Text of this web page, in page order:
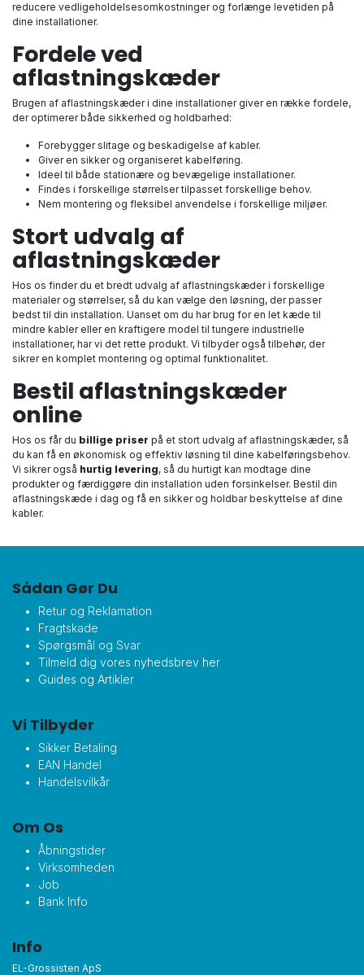
reducere vedligeholdelsesomkostninger og forlænge levetiden på
dine installationer.
Fordele ved
aflastningskæder
Brugen af aflastningskæder i dine installationer giver en række fordele,
der optimerer både sikkerhed og holdbarhed:
Forebygger slitage og beskadigelse af kabler.
Giver en sikker og organiseret kabelføring.
Ideel til både stationære og bevægelige installationer.
Findes i forskellige størrelser tilpasset forskellige behov.
Nem montering og fleksibel anvendelse i forskellige miljøer.
Stort udvalg af
aflastningskæder
Hos os finder du et bredt udvalg af aflastningskæder i forskellige
materialer og størrelser, så du kan vælge den løsning, der passer
bedst til din installation. Uanset om du har brug for en let kæde til
mindre kabler eller en kraftigere model til tungere industrielle
installationer, har vi det rette produkt. Vi tilbyder også tilbehør, der
sikrer en komplet montering og optimal funktionalitet.
Bestil aflastningskæder
online
Hos os får du billige priser på et stort udvalg af aflastningskæder, så
du kan få en økonomisk og effektiv løsning til dine kabelføringsbehov.
Vi sikrer også hurtig levering, så du hurtigt kan modtage dine
produkter og færdiggøre din installation uden forsinkelser. Bestil din
aflastningskæde i dag og få en sikker og holdbar beskyttelse af dine
kabler.
Sådan Gør Du
Retur og Reklamation
Fragtskade
Spørgsmål og Svar
Tilmeld dig vores nyhedsbrev her
Guides og Artikler
Vi Tilbyder
Sikker Betaling
EAN Handel
Handelsvilkår
Om Os
Åbningstider
Virksomheden
Job
Bank Info
Info
EL-Grossisten ApS